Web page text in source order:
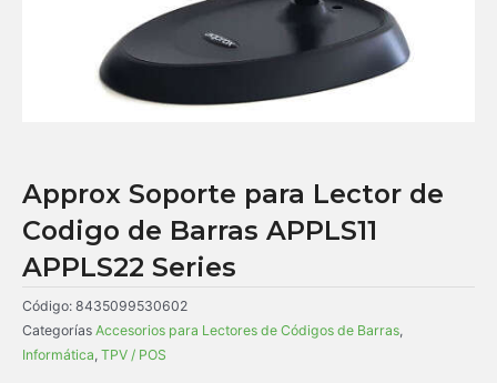
Approx Soporte para Lector de
Codigo de Barras APPLS11
APPLS22 Series
Código: 8435099530602
Categorías Accesorios para Lectores de Códigos de Barras,
Informática, TPV / POS